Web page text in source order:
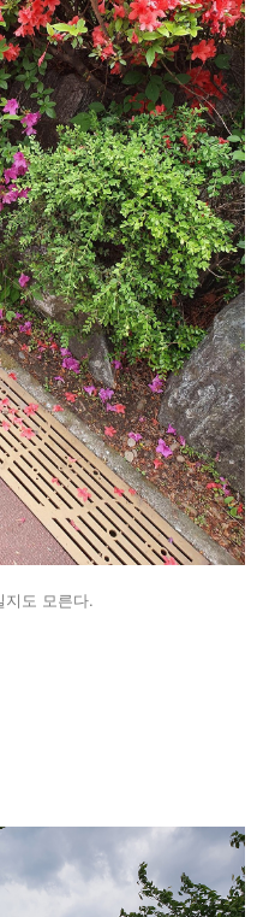
지도 모른다.